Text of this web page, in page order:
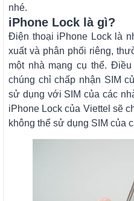
nhé.
iPhone Lock là gì?
Điện thoại iPhone Lock là
xuất và phân phối riêng,
một nhà mạng cụ thể.
chúng chỉ chấp nhận SIM
sử dụng với SIM của các
iPhone Lock của Viettel sẽ
không thể sử dụng SIM của